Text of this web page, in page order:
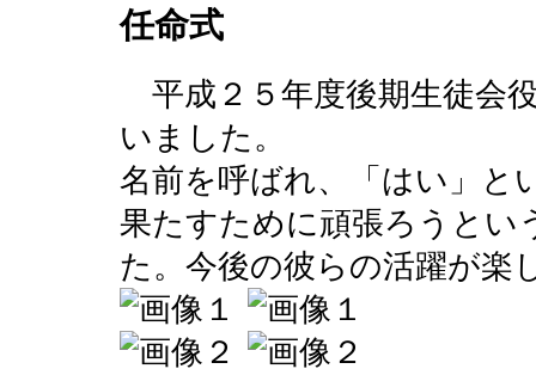
任命式
平成２５年度後期生徒会
いました。
名前を呼ばれ、「はい」と
果たすために頑張ろうとい
た。今後の彼らの活躍が楽